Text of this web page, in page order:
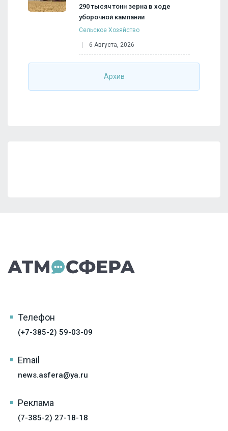
290 тысяч тонн зерна в ходе
уборочной кампании
Сельское Хозяйство
6 Августа, 2026
Архив
Телефон
(+7-385-2) 59-03-09
Email
news.asfera@ya.ru
Реклама
(7-385-2) 27-18-18